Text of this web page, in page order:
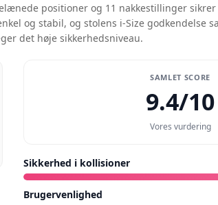
positioner og 11 nakkestillinger
og stabil, og stolens i-Size godkendelse
det høje sikkerhedsniveau.
SAMLET SCORE
9.4/10
Vores vurdering
Sikkerhed i kollisioner
Brugervenlighed